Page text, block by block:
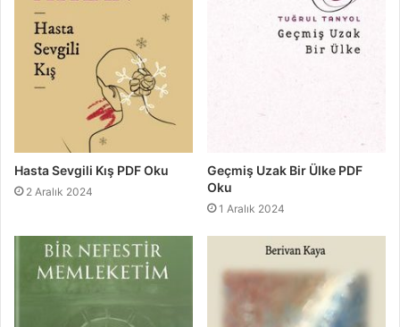
Hasta Sevgili Kış PDF Oku
2 Aralık 2024
Geçmiş Uzak Bir Ülke PDF
Oku
1 Aralık 2024